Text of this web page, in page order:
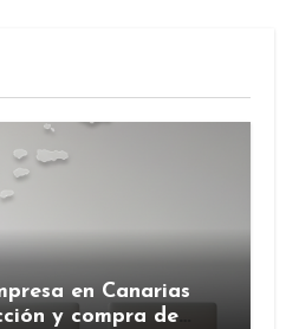
en Canarias
y compra de